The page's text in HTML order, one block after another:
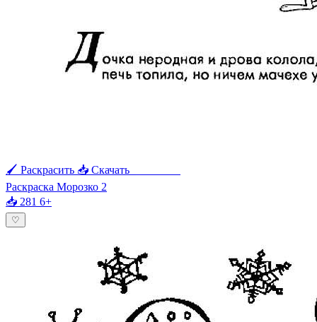
🖌 Раскрасить 📥 Скачать
Раскраска Морозко 2
📥 281 6+
♡